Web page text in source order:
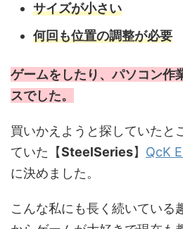
サイズが小さい
何回も位置の調整が必要
ゲームをしたり、パソコン作
スでした。
買いかえようと探していたと
ていた【SteelSeries】 QcK
に決めました。
こんな私にも長く続いている